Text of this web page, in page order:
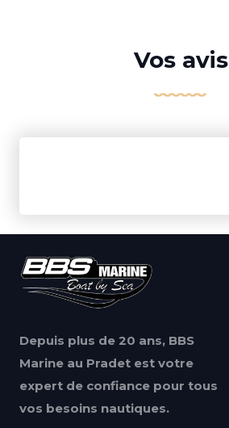
Vos avis
Depuis plus de 20 ans, BBS
Marine au Pradet est votre
expert de confiance pour tous
vos besoins nautiques.